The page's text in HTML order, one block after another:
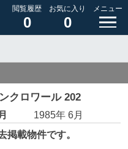
閲覧履歴
0
お気に入り
0
メニュー
クロワール 202
1985年 6月
掲載物件です。